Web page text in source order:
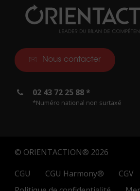
Nous contacter
02 43 72 25 88 *
*Numéro national non surtaxé
© ORIENTACTION® 2026
CGU
CGU Harmony®
CGV